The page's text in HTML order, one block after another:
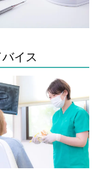
イス